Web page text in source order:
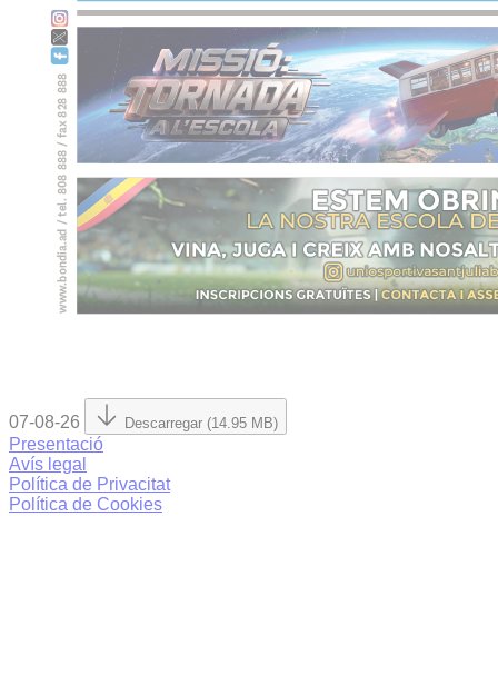
07-08-26 Descarregar (14.95 MB)
Presentació
Avís legal
Política de Privacitat
Política de Cookies